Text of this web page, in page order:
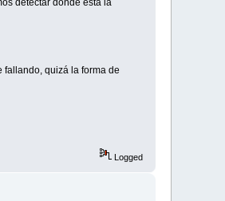
detectar donde esta la
fallando, quizá la forma de
Logged